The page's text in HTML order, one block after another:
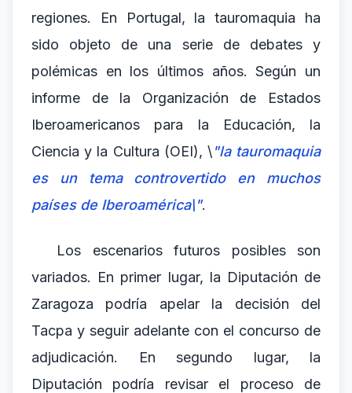
regiones. En Portugal, la tauromaquia ha
sido objeto de una serie de debates y
polémicas en los últimos años. Según un
informe de la Organización de Estados
Iberoamericanos para la Educación, la
Ciencia y la Cultura (OEI), \"la tauromaquia
es un tema controvertido en muchos
países de Iberoamérica\".
Los escenarios futuros posibles son
variados. En primer lugar, la Diputación de
Zaragoza podría apelar la decisión del
Tacpa y seguir adelante con el concurso de
adjudicación. En segundo lugar, la
Diputación podría revisar el proceso de